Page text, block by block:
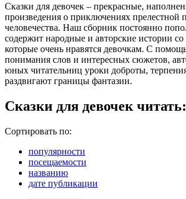
Сказки для девочек – прекрасные,
произведения о приключениях прелестной
человечества. Наш сборник постоянно
содержит народные и авторские истории со
которые очень нравятся девочкам. С
понимания слов и интересных сюжетов,
юных читательниц уроки доброты,
раздвигают границы фантазии.
Сказки для девочек читать:
Сортировать по:
популярности
посещаемости
названию
дате публикации